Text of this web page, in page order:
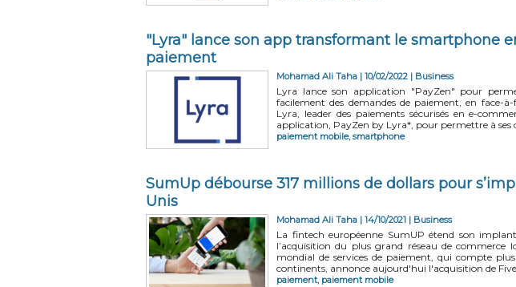
"Lyra" lance son app transformant le smartphone
paiement
Mohamad Ali Taha | 10/02/2022 | Business
Lyra lance son application "PayZen" pour
facilement des demandes de paiement, en face-
Lyra, leader des paiements sécurisés en e-
application, PayZen by Lyra*, pour permettre à ses
paiement mobile,smartphone
SumUp débourse 317 millions de dollars pour
Unis
Mohamad Ali Taha | 14/10/2021 | Business
La fintech européenne SumUP étend son
l’acquisition du plus grand réseau de commerce
mondial de services de paiement, qui compte
continents, annonce aujourd'hui l'acquisition de
paiement, paiement mobile